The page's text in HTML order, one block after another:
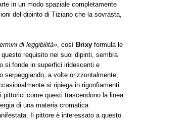
in un modo spaziale completamente
del dipinto di Tiziano che la sovrasta,
di leggibilità», così Brixy formula le
requisito nei suoi dipinti, sembra
si fonde in superfici iridescenti e
serpeggiando, a volte orizzontalmente,
si ripiega in rigonfiamenti
come questi trascendono la linea
di una materia cromatica
Il pittore è interessato a questo